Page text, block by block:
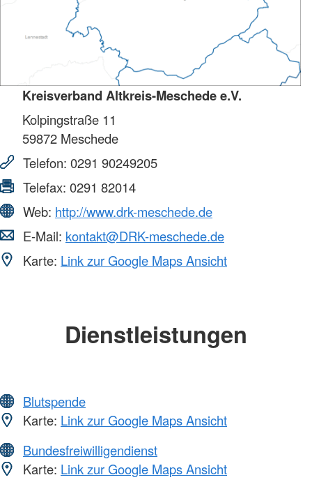
Kreisverband Altkreis-Meschede e.V.
Kolpingstraße 11
59872 Meschede
Telefon: 0291 90249205
Telefax: 0291 82014
Web: http://www.drk-meschede.de
E-Mail: kontakt@DRK-meschede.de
Karte: Link zur Google Maps Ansicht
Dienstleistungen
Blutspende
Karte: Link zur Google Maps Ansicht
Bundesfreiwilligendienst
Karte: Link zur Google Maps Ansicht